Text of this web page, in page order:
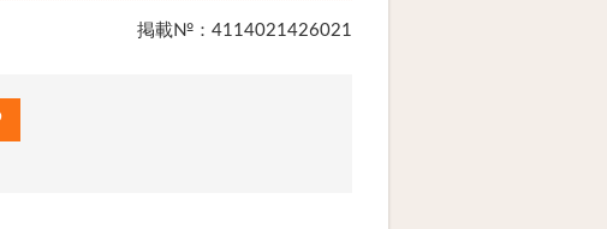
掲載№：4114021426021